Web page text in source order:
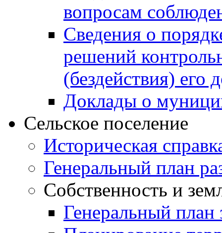
вопросам
Сведения о
решений
(бездействия)
Доклады о
Сельское поселение
Историческая
Генеральный план
Собственность и
Генеральный план